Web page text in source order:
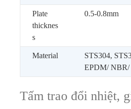
Plate
thicknes
s
0.5-0.8mm
Material
STS304,
EPDM/
Tấm trao đổi nhiệt,